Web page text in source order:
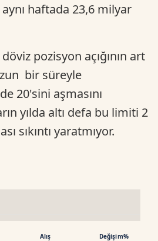
haftada 23,6 milyar
pozisyon açığının art
bir süreyle
20'sini aşmasını
yılda altı defa bu limiti 2
sıkıntı yaratmıyor.
Alış Değişim%